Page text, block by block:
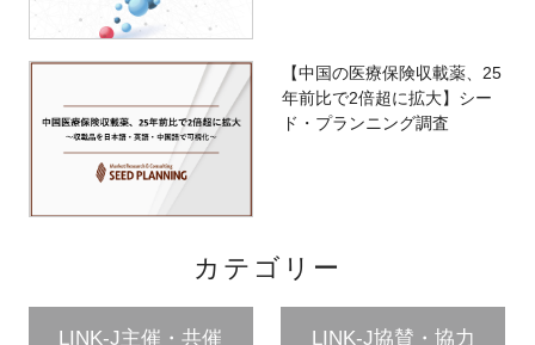
【中国の医療保険収載薬、25
年前比で2倍超に拡大】シー
ド・プランニング調査
カテゴリー
LINK-J主催・共催 LINK-J協賛・協力